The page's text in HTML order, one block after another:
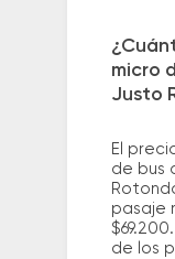
micro
Justo
El
de bus
pasaje
de los